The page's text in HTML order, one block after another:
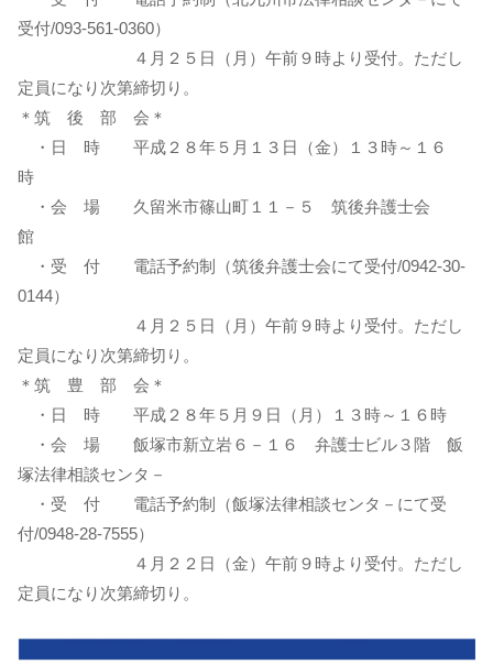
受付/093-561-0360）
４月２５日（月）午前９時より受付。ただし
定員になり次第締切り。
＊筑 後 部 会＊
・日 時 平成２８年５月１３日（金）１３時～１６
時
・会 場 久留米市篠山町１１－５ 筑後弁護士会
館
・受 付 電話予約制（筑後弁護士会にて受付/0942-30-
0144）
４月２５日（月）午前９時より受付。ただし
定員になり次第締切り。
＊筑 豊 部 会＊
・日 時 平成２８年５月９日（月）１３時～１６時
・会 場 飯塚市新立岩６－１６ 弁護士ビル３階 飯
塚法律相談センタ－
・受 付 電話予約制（飯塚法律相談センタ－にて受
付/0948-28-7555）
４月２２日（金）午前９時より受付。ただし
定員になり次第締切り。